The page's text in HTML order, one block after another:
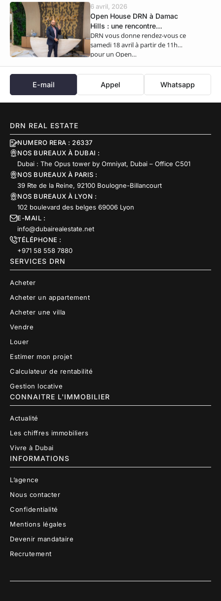
6 avril, 2026
Open House DRN à Damac
Hills : une rencontre
exclusive ce samedi 18 avril
DRN vous donne rendez-vous ce
samedi 18 avril à partir de 11h
pour un Open…
E-mail Appel Whatsapp
DRN REAL ESTATE
NUMERO RERA : 26337
NOS BUREAUX À DUBAI :
Dubai : The Opus tower by Omniyat, Dubai – Office C501
NOS BUREAUX À PARIS :
39 Rte de la Reine, 92100 Boulogne-Billancourt
NOS BUREAUX À LYON :
102 boulevard des belges 69006 Lyon
E-MAIL :
info@dubairealestate.net
TÉLÉPHONE :
+971 58 558 7880
SERVICES DRN
Acheter
Acheter un appartement
Acheter une villa
Vendre
Louer
Estimer mon projet
Calculateur de rentabilité
Gestion locative
CONNAITRE L'IMMOBILIER
Actualité
Les chiffres immobiliers
Vivre à Dubai
INFORMATIONS
L’agence
Nous contacter
Confidentialité
Mentions légales
Devenir mandataire
Recrutement